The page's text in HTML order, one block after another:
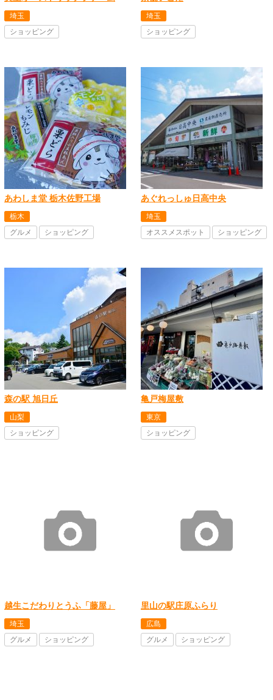
埼玉
ショッピング
埼玉
ショッピング
あわしま堂 栃木佐野工場
栃木
グルメ
ショッピング
あぐれっしゅ日高中央
埼玉
オススメスポット
ショッピング
森の駅 旭日丘
山梨
ショッピング
亀戸梅屋敷
東京
ショッピング
越生こだわりとうふ「藤屋」
埼玉
グルメ
ショッピング
里山の駅庄原ふらり
広島
グルメ
ショッピング